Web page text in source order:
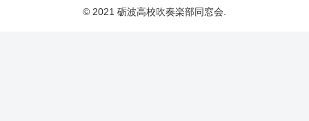
© 2021 砺波高校吹奏楽部同窓会.